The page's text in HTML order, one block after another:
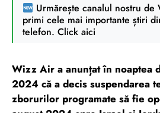
Urmărește canalul nostru de
primi cele mai importante știri
telefon. Click aici
Wizz Air a anunțat în noaptea
2024 că a decis suspendarea
zborurilor programate să fie